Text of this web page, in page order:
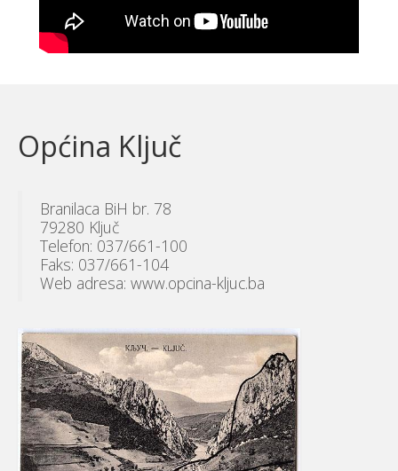
Općina Ključ
Branilaca BiH br. 78
79280 Ključ
Telefon: 037/661-100
Faks: 037/661-104
Web adresa: www.opcina-kljuc.ba